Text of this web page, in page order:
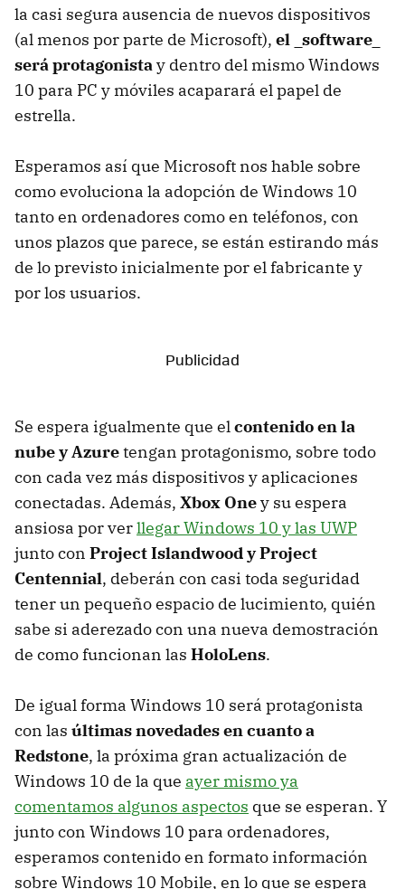
la casi segura ausencia de nuevos dispositivos
(al menos por parte de Microsoft), el _software_
será protagonistay dentro del mismo Windows
10 para PC y móviles acaparará el papel de
estrella.
Esperamos así que Microsoft nos hable sobre
como evoluciona la adopción de Windows 10
tanto en ordenadores como en teléfonos, con
unos plazos que parece, se están estirando más
de lo previsto inicialmente por el fabricante y
por los usuarios.
Se espera igualmente que elcontenido en la
nube y Azuretengan protagonismo, sobre todo
con cada vez más dispositivos y aplicaciones
conectadas. Además, Xbox Oney su espera
ansiosa por verllegar Windows 10 y las UWP
junto con Project Islandwood y Project
Centennial, deberán con casi toda seguridad
tener un pequeño espacio de lucimiento, quién
sabe si aderezado con una nueva demostración
de como funcionan las HoloLens.
De igual forma Windows 10 será protagonista
con las últimas novedades en cuanto a
Redstone, la próxima gran actualización de
Windows 10 de la que ayer mismo ya
comentamos algunos aspectos que se esperan. Y
junto con Windows 10 para ordenadores,
esperamos contenido en formato información
sobre Windows 10 Mobile, en lo que se espera